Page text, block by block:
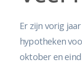
Er zijn vorig
hypotheken
oktober en